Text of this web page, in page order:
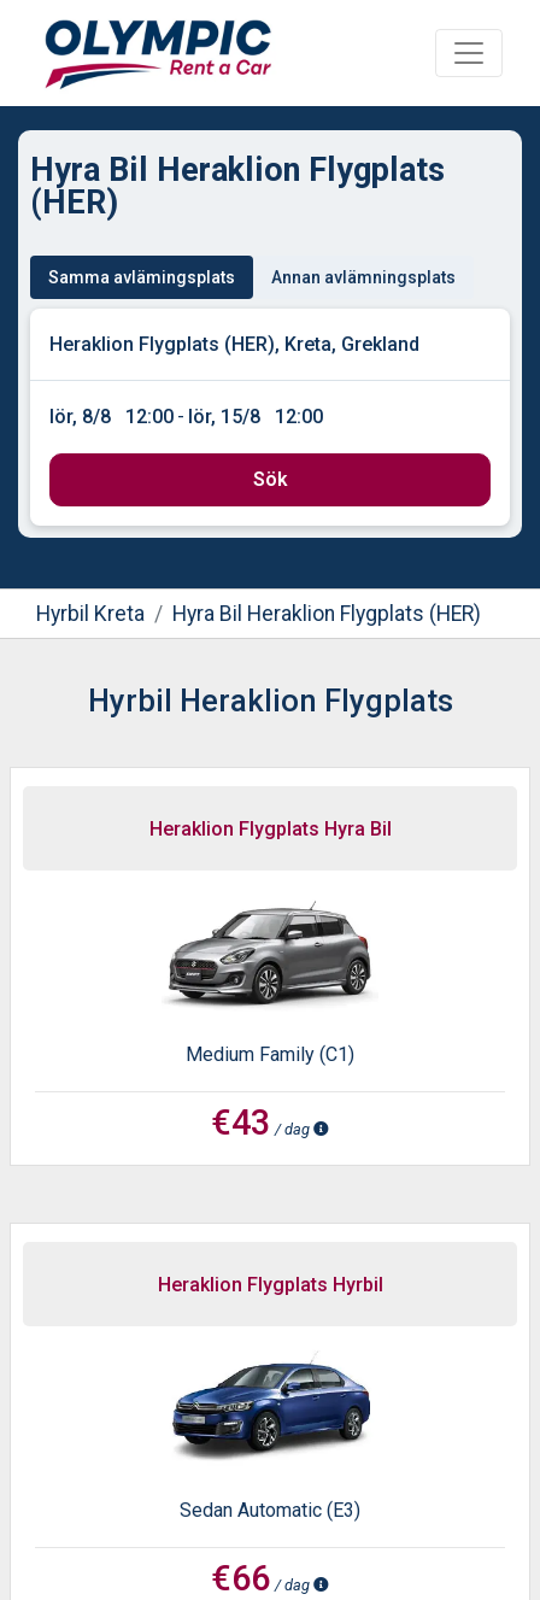
Hyra Bil Heraklion Flygplats
(HER)
Samma avlämingsplats Annan avlämningsplats
lör, 8/8 12:00 - lör, 15/8 12:00
Sök
Hyrbil Kreta Hyra Bil Heraklion Flygplats (HER)
Hyrbil Heraklion Flygplats
Heraklion Flygplats Hyra Bil
Medium Family (C1)
€43 / dag
Heraklion Flygplats Hyrbil
Sedan Automatic (E3)
€66 / dag